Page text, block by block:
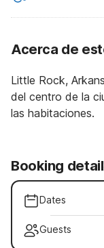
Acerca de
Little Rock,
del centro de la
las habitaciones.
Booking
Dates
Guests